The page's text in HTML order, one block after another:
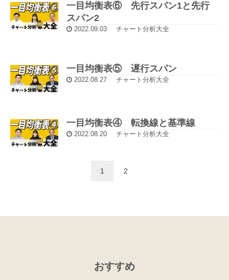
一目均衡表⑥ 先行スパン1と先行
スパン2
2022.09.03 チャート分析大全
一目均衡表⑤ 遅行スパン
2022.08.27 チャート分析大全
一目均衡表④ 転換線と基準線
2022.08.20 チャート分析大全
1 2
おすすめ